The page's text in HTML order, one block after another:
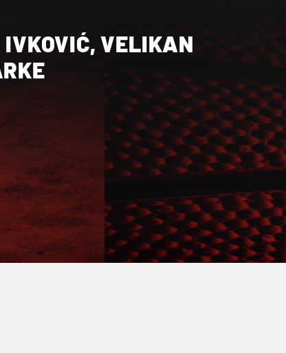
IVKOVIĆ, VELIKAN